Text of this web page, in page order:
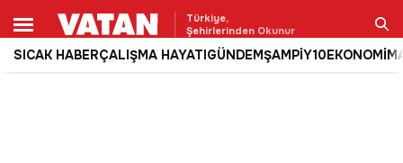
Türkiye,
Şehirlerinden Okunur
SICAK HABERÇALIŞMA HAYATIGÜNDEMŞAMPİY10EKONOMİ
Ara